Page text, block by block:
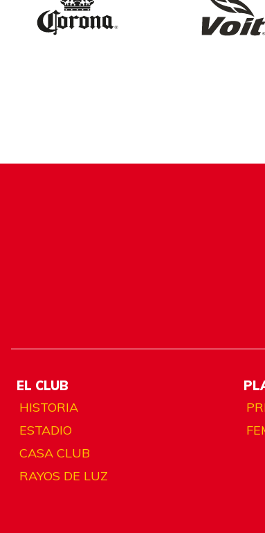
EL CLUB
HISTORIA
ESTADIO
CASA CLUB
RAYOS DE LUZ